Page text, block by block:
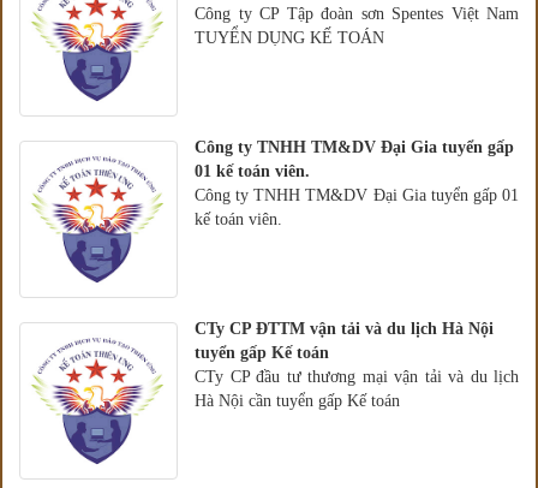
Công ty CP Tập đoàn sơn Spentes Việt Nam
TUYỂN DỤNG KẾ TOÁN
Công ty TNHH TM&DV Đại Gia tuyển gấp
01 kế toán viên.
Công ty TNHH TM&DV Đại Gia tuyển gấp 01
kế toán viên.
CTy CP ĐTTM vận tải và du lịch Hà Nội
tuyển gấp Kế toán
CTy CP đầu tư thương mại vận tải và du lịch
Hà Nội cần tuyển gấp Kế toán